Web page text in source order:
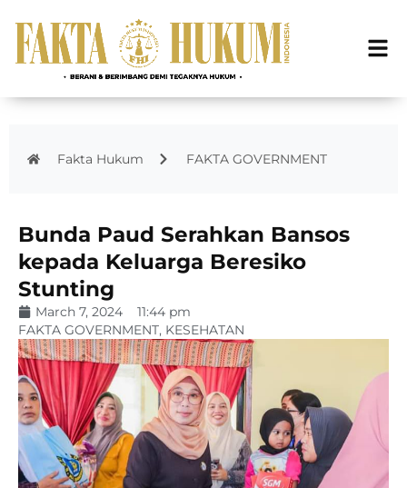
Fakta Hukum FAKTA GOVERNMENT
Bunda Paud Serahkan Bansos
kepada Keluarga Beresiko
Stunting
March 7, 2024
11:44 pm
FAKTA GOVERNMENT, KESEHATAN